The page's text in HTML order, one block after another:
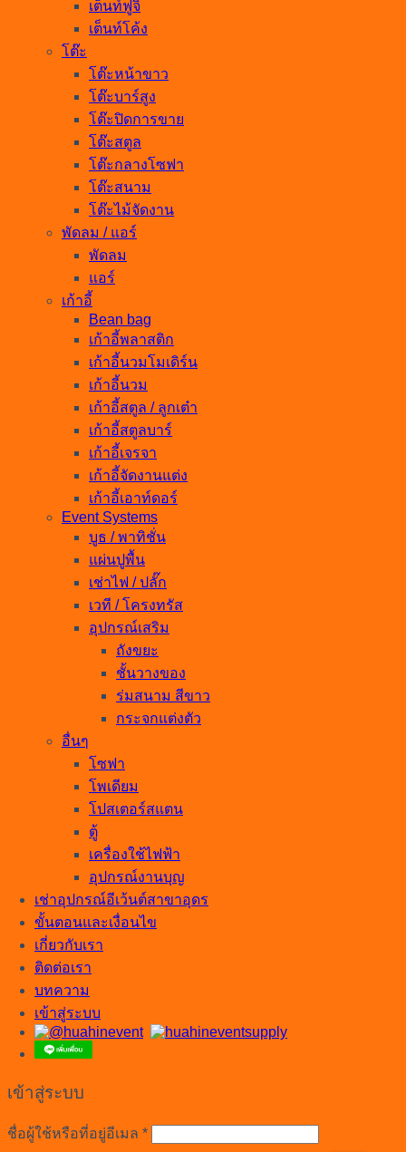
เต็นท์ฟูจิ
เต็นท์โค้ง
โต๊ะ
โต๊ะหน้าขาว
โต๊ะบาร์สูง
โต๊ะปิดการขาย
โต๊ะสตูล
โต๊ะกลางโซฟา
โต๊ะสนาม
โต๊ะไม้จัดงาน
พัดลม / แอร์
พัดลม
แอร์
เก้าอี้
Bean bag
เก้าอี้พลาสติก
เก้าอี้นวมโมเดิร์น
เก้าอี้นวม
เก้าอี้สตูล / ลูกเต๋า
เก้าอี้สตูลบาร์
เก้าอี้เจรจา
เก้าอี้จัดงานแต่ง
เก้าอี้เอาท์ดอร์
Event Systems
บูธ / พาทิชั่น
แผ่นปูพื้น
เช่าไฟ / ปลั๊ก
เวที / โครงทรัส
อุปกรณ์เสริม
ถังขยะ
ชั้นวางของ
ร่มสนาม สีขาว
กระจกแต่งตัว
อื่นๆ
โซฟา
โพเดียม
โปสเตอร์สแตน
ตู้
เครื่องใช้ไฟฟ้า
อุปกรณ์งานบุญ
เช่าอุปกรณ์อีเว้นต์สาขาอุดร
ขั้นตอนและเงื่อนไข
เกี่ยวกับเรา
ติดต่อเรา
บทความ
เข้าสู่ระบบ
เข้าสู่ระบบ
ชื่อผู้ใช้หรือที่อยู่อีเมล *ต้องการ